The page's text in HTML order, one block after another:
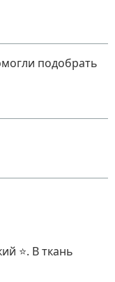
подобрать
⭐. В ткань